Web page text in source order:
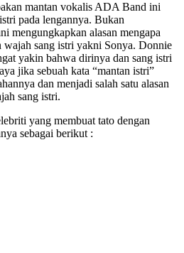
mantan vokalis ADA Band ini
pada lengannya. Bukan
mengungkapkan alasan mengapa
wajah sang istri yakni Sonya. Donnie
yakin bahwa dirinya dan sang istri
jika sebuah kata “mantan istri”
dan menjadi salah satu alasan
sang istri.
yang membuat tato dengan
sebagai berikut :